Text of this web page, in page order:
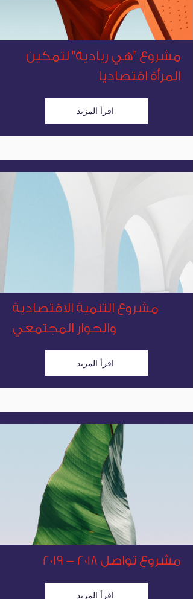
مشروع "هي ريادية" لتمكين
المرأة اقتصاديا
اقرأ المزيد
مشروع التنمية الاقتصادية
والحوار المجتمعي
اقرأ المزيد
مشروع تواصل 2018 - 2019
اقرأ المزيد